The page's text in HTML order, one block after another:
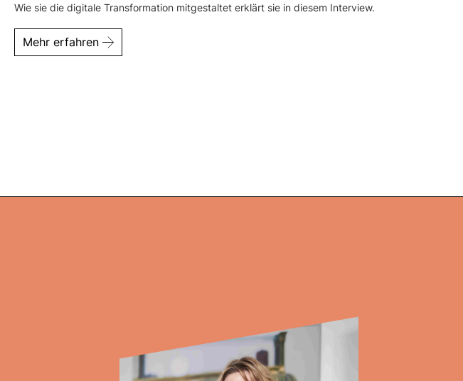
Wie sie die digitale Transformation mitgestaltet erklärt sie in diesem Interview.
Mehr erfahren